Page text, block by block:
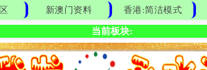
新澳门资料 香港:简洁模式
当前板块: